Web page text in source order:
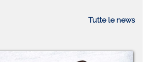
Tutte le news